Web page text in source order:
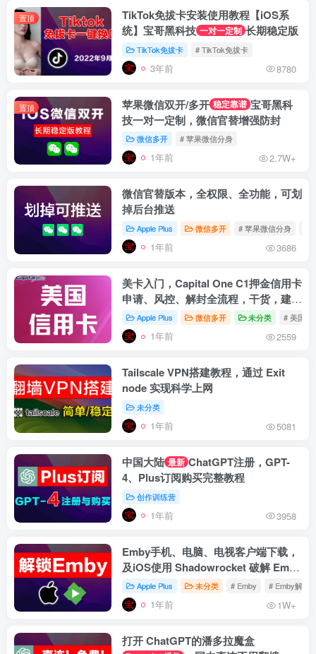
置顶
TikTok免拔卡安装使用教程【iOS系
统】宝哥黑科技 一对一定制 长期稳定版
TikTok免拔卡 # TikTok免拔卡
3年前 8780
置顶 苹果微信双开/多开 稳定靠谱 宝哥黑科
技一对一定制，微信官替增强防封
微信多开 # 苹果微信分身
1年前 2.7W+
微信官替版本，全权限、全功能，可划
掉后台推送
Apple Plus 微信多开 # 苹果微信分身
1年前 3686
美卡入门，Capital One C1押金信用卡
申请、风控、解封全流程，干货，建议
收藏Apple Plus 微信多开 未分类 # 美国信
1年前 2559
Tailscale VPN搭建教程，通过 Exit
node 实现科学上网
未分类
1年前 5081
中国大陆 最新 ChatGPT注册，GPT-
4、Plus订阅购买完整教程
创作训练营
1年前 3958
Emby手机、电脑、电视客户端下载，
及iOS使用 Shadowrocket 破解 Emby
Premiere 教程
Apple Plus 未分类 # Emby # Emby解锁
1年前 1W+
打开 ChatGPT的潘多拉魔盒